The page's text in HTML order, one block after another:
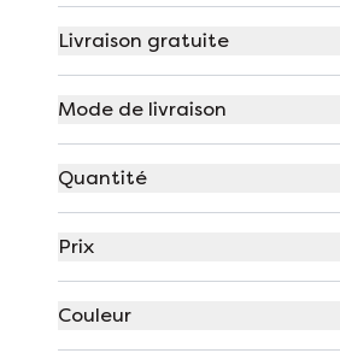
Livraison gratuite
Mode de livraison
Quantité
Prix
Couleur